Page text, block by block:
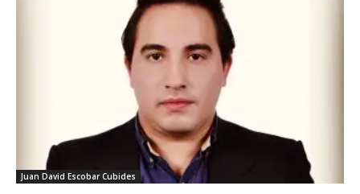
Juan David Escobar Cubides